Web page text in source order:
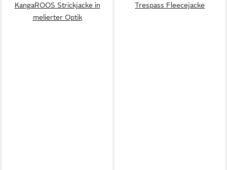
KangaROOS Strickjacke in
melierter Optik
Trespass Fleecejacke